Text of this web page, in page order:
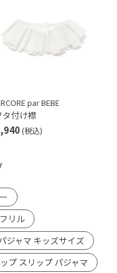
par BEBE
タ付け襟
(税込)
リル
ジャマ キッズサイズ
プ スリップ パジャマ